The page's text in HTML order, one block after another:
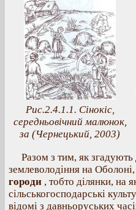
Рис.2.4.1.1. Сінокіс,
середньовічний малюнок,
за (Чернецький, 2003)
Разом з тим, як
землеволодіння на
городи , тобто ділянки, на
сільськогосподарські
відомі з давньоруських